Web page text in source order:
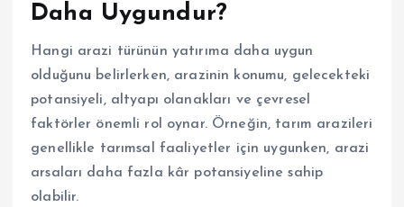
Daha Uygundur?
Hangi arazi türünün yatırıma daha uygun
olduğunu belirlerken, arazinin konumu, gelecekteki
potansiyeli, altyapı olanakları ve çevresel
faktörler önemli rol oynar. Örneğin, tarım arazileri
genellikle tarımsal faaliyetler için uygunken, arazi
arsaları daha fazla kâr potansiyeline sahip
olabilir.